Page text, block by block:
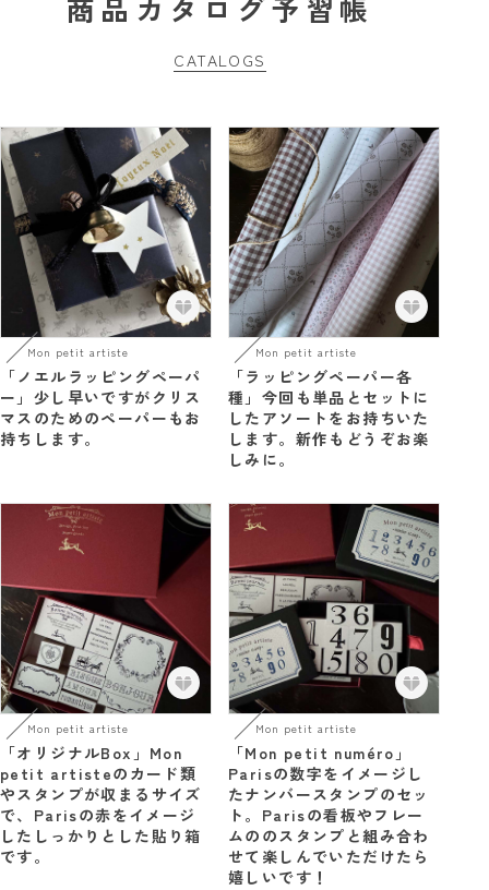
商品カタログ予習帳
CATALOGS
Mon petit artiste
「ノエルラッピングペーパ
ー」少し早いですがクリス
マスのためのペーパーもお
持ちします。
Mon petit artiste
「ラッピングペーパー各
種」今回も単品とセットに
したアソートをお持ちいた
します。新作もどうぞお楽
しみに。
Mon petit artiste
「オリジナルBox」Mon
petit artisteのカード類
やスタンプが収まるサイズ
で、Parisの赤をイメージ
したしっかりとした貼り箱
です。
Mon petit artiste
「Mon petit numéro」
Parisの数字をイメージし
たナンバースタンプのセッ
ト。Parisの看板やフレー
ムののスタンプと組み合わ
せて楽しんでいただけたら
嬉しいです！